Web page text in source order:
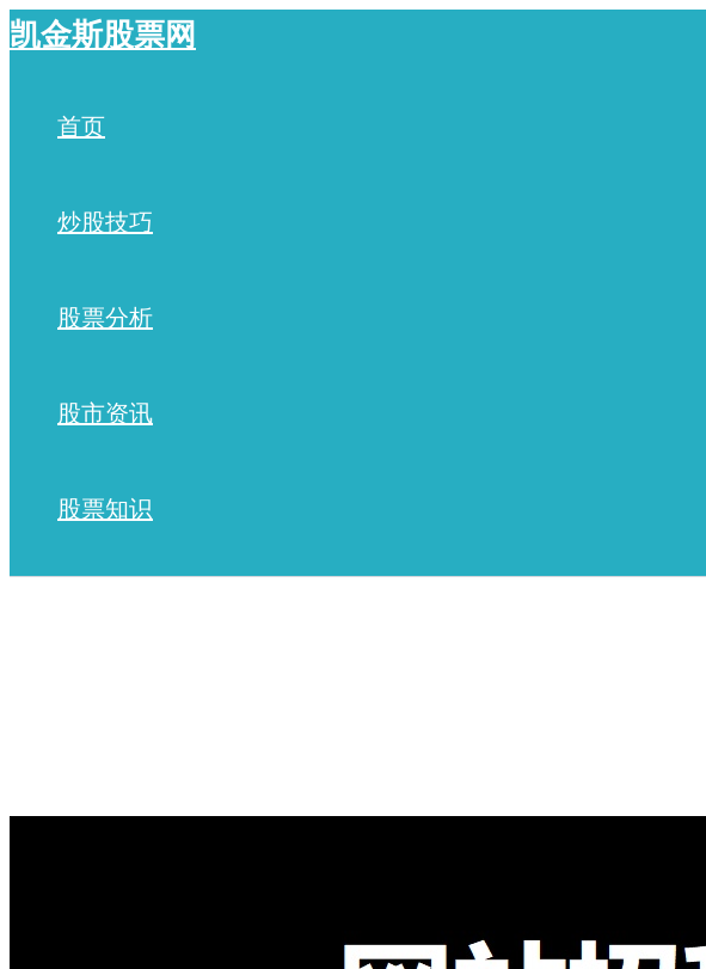
跳
至
凯金斯股票网
首页
炒股技巧
股票分析
股市资讯
股票知识